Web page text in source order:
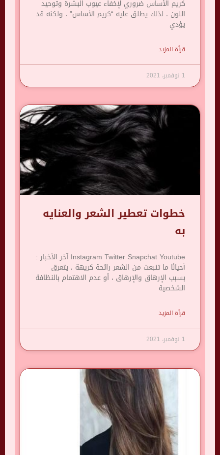
كريم الأساس ضروري لإخفاء عيوب البشرة وتوحيد
اللون ، لذلك يطلق عليه “كريم الأساس” ، ولكنه قد
يؤدي
قرأة المزيد
1 نوفمبر، 2021
خطوات تعطير الشعر والعنايه
به
Instagram Twitter Snapchat Youtube آخر الأخبار :
أحيانًا ما تنبعث من الشعر رائحة كريهة ، يتعرق
بسبب الإرهاق والإرهاق ، أو عدم الاهتمام بالنظافة
الشخصية
قرأة المزيد
1 نوفمبر، 2021